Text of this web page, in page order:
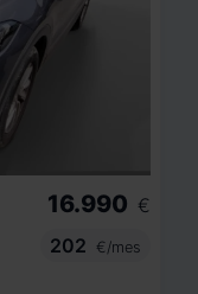
16.990 €
202
€/mes